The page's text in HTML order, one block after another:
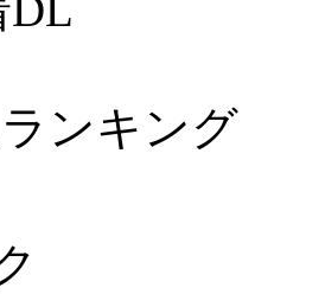
ンキング